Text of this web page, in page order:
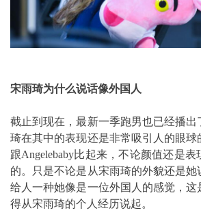
宋雨琦为什么说话像外国人
截止到现在，最新一季跑男也已经播
琦在其中的表现还是非常吸引人的眼球
跟Angelebaby比起来，不论颜值还是
的。只是不论是从宋雨琦的外貌还是她
给人一种她像是一位外国人的感觉，
得从宋雨琦的个人经历说起。